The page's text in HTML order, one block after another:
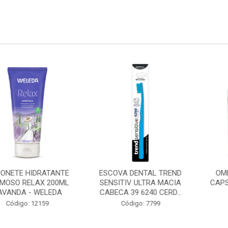
TREND
MACIA
CERD...
7799
OMEGA 3 1000MG 300
CAPSULAS - MAXINUTRI .
Código: 8492
B MAX